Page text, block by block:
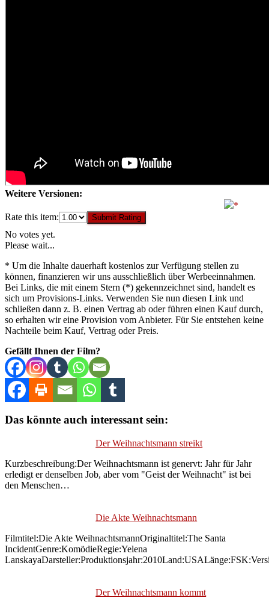
Weitere Versionen:
Rate this item: Submit Rating
No votes yet.
Please wait...
* Um die Inhalte dauerhaft kostenlos zur Verfügung stellen zu
können, finanzieren wir uns ausschließlich über Werbeeinnahmen.
Bei Links, die mit einem Stern (*) gekennzeichnet sind, handelt es
sich um Provisions-Links. Verwenden Sie nun diesen Link und
schließen dann z. B. einen Vertrag ab oder führen einen Kauf durch,
so erhalten wir eine Provision vom Anbieter. Für Sie entstehen keine
Nachteile beim Kauf, Vertrag oder Preis.
Gefällt Ihnen der Film?
Das könnte auch interessant sein:
Der Weihnachtsmann streikt
Kurzbeschreibung:Der Weihnachtsmann ist genervt: Jahr für Jahr
erledigt er denselben Job, aber vom "Geist der Weihnacht" ist bei
den Menschen…
Die Akte Weihnachtsmann
Filmtitel:Die Akte WeihnachtsmannOriginaltitel:The Santa
IncidentGenre:KomödieRegie:Yelena
Der Weihnachtsmann kommt